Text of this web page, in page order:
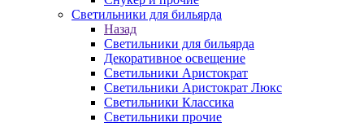
Светильники для бильярда
Назад
Светильники для бильярда
Декоративное освещение
Светильники Аристократ
Светильники Аристократ Люкс
Светильники Классика
Светильники прочие